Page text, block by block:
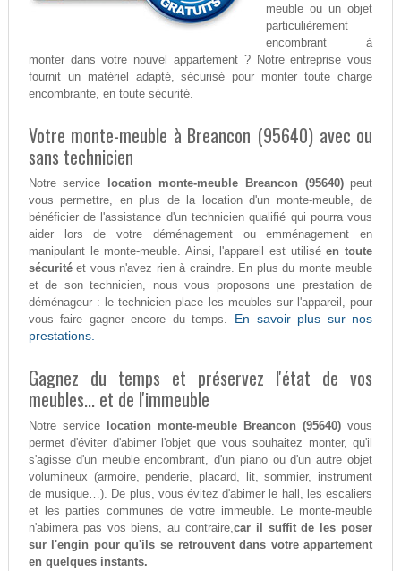
meuble ou un objet
particulièrement
encombrant à
monter dans votre nouvel appartement ? Notre entreprise vous
fournit un matériel adapté, sécurisé pour monter toute charge
encombrante, en toute sécurité.
Votre monte-meuble à Breancon (95640) avec ou
sans technicien
Notre service location monte-meuble Breancon (95640)peut
vous permettre, en plus de la location d'un monte-meuble, de
bénéficier de l'assistance d'un technicien qualifié qui pourra vous
aider lors de votre déménagement ou emménagement en
manipulant le monte-meuble. Ainsi, l'appareil est utiliséen toute
sécuritéet vous n'avez rien à craindre. En plus du monte meuble
et de son technicien, nous vous proposons une prestation de
déménageur : le technicien place les meubles sur l'appareil, pour
vous faire gagner encore du temps. En savoir plus sur nos
prestations.
Gagnez du temps et préservez l'état de vos
meubles... et de l'immeuble
Notre service location monte-meuble Breancon (95640) vous
permet d'éviter d'abimer l'objet que vous souhaitez monter, qu'il
s'agisse d'un meuble encombrant, d'un piano ou d'un autre objet
volumineux (armoire, penderie, placard, lit, sommier, instrument
de musique…). De plus, vous évitez d'abimer le hall, les escaliers
et les parties communes de votre immeuble. Le monte-meuble
n'abimera pas vos biens, au contraire,car il suffit de les poser
sur l'engin pour qu'ils se retrouvent dans votre appartement
en quelques instants.